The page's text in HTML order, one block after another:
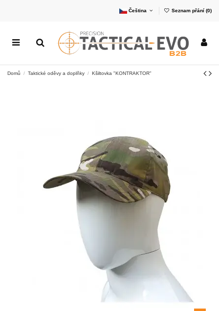
Čeština Seznam přání (0)
Domů Taktické oděvy a doplňky Kšiltovka "KONTRAKTOR"